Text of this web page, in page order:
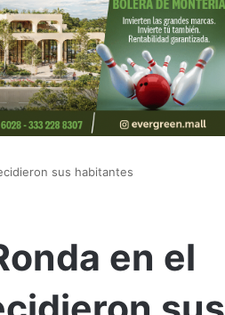
sus habitantes
en el